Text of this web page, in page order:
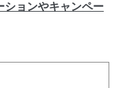
ションやキャンペー